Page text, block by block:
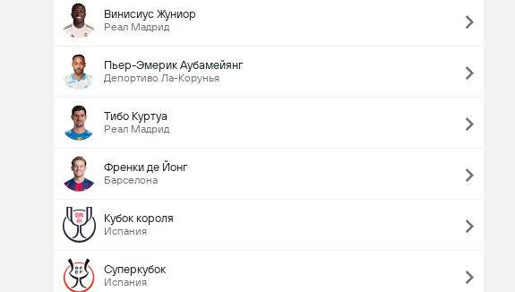
Винисиус Жуниор
Реал Мадрид
Пьер-Эмерик Аубамейянг
Депортиво Ла-Корунья
Тибо Куртуа
Реал Мадрид
Френки де Йонг
Барселона
Кубок короля
Испания
Суперкубок
Испания